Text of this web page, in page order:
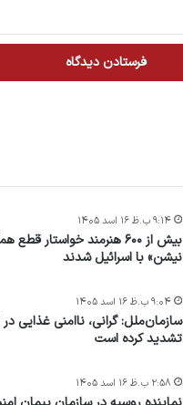
بیش از ۶۰۰ هنرمند خواستار
نیشن» با اسرائیل شدند
۹:۱۴ ب.ظ ۱۶ اسد ۱۴۰۵
سازمان‌ملل: گرانی، ناامنی غذایی در
تشدید کرده است
۹:۰۴ ب.ظ ۱۶ اسد ۱۴۰۵
۲:۵۸ ب.ظ ۱۶ اسد ۱۴۰۵